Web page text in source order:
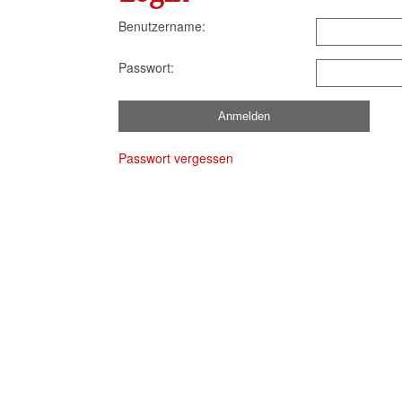
Benutzername:
Passwort:
Passwort vergessen